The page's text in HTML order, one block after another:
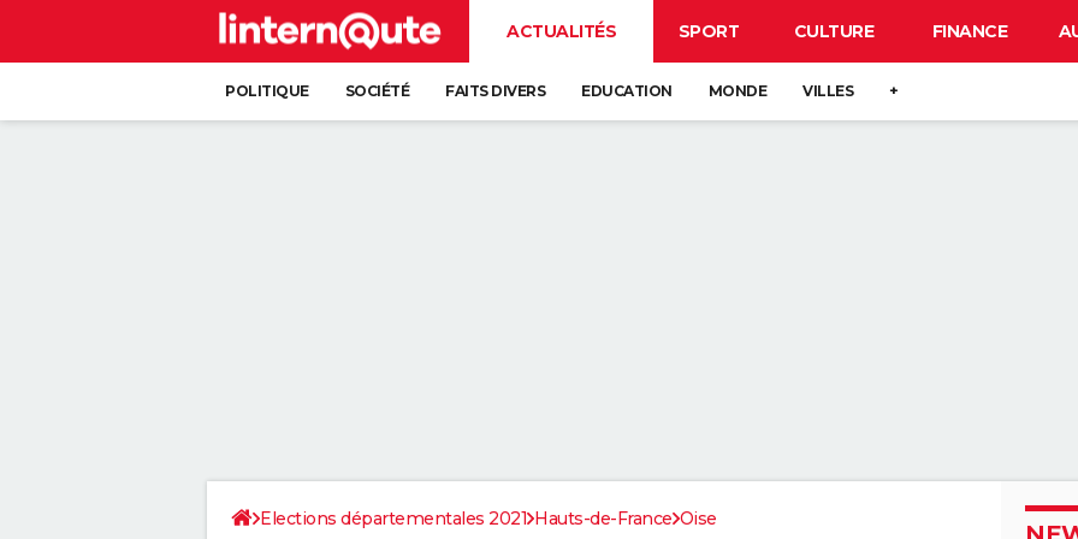
ACTUALITÉS SPORT CULTURE FINANCE
POLITIQUE SOCIÉTÉ FAITS DIVERS EDUCATION MONDE VILLES +
Elections départementales 2021 Hauts-de-France Oise